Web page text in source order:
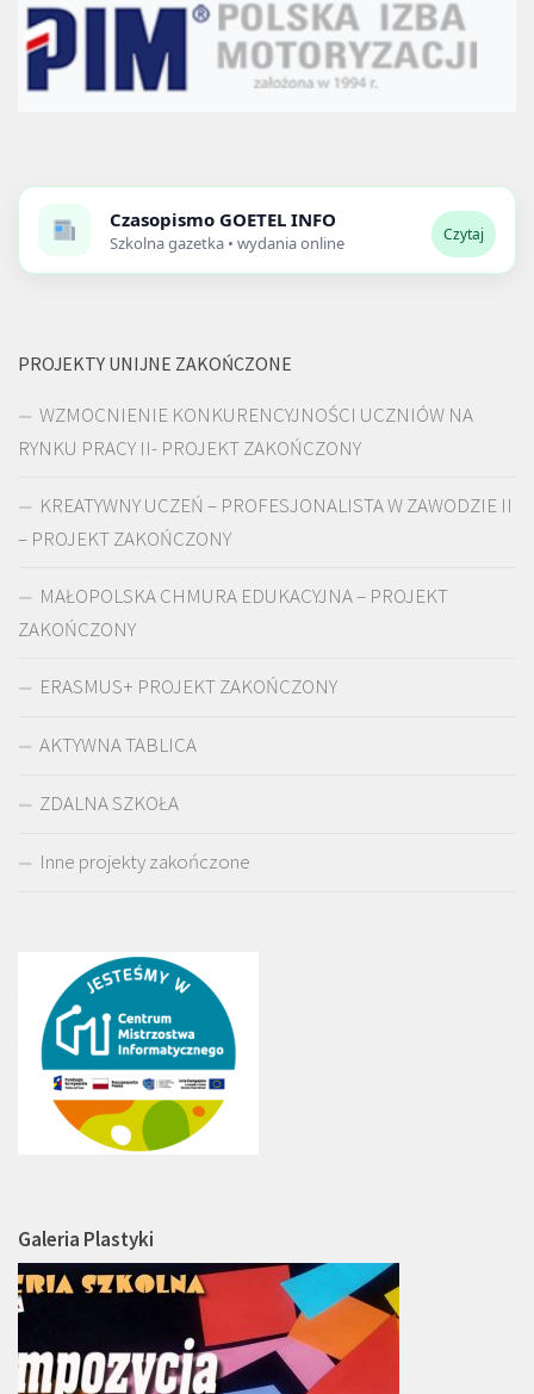
Czasopismo GOETEL INFO
Szkolna gazetka • wydania online Czytaj
PROJEKTY UNIJNE ZAKOŃCZONE
WZMOCNIENIE KONKURENCYJNOŚCI UCZNIÓW NA
RYNKU PRACY II- PROJEKT ZAKOŃCZONY
KREATYWNY UCZEŃ – PROFESJONALISTA W ZAWODZIE II
– PROJEKT ZAKOŃCZONY
MAŁOPOLSKA CHMURA EDUKACYJNA – PROJEKT
ZAKOŃCZONY
ERASMUS+ PROJEKT ZAKOŃCZONY
AKTYWNA TABLICA
ZDALNA SZKOŁA
Inne projekty zakończone
Galeria Plastyki